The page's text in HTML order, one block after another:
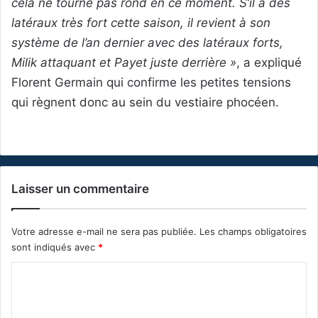
latéraux très fort cette saison, il revient à son
système de l’an dernier avec des latéraux forts,
Milik attaquant et Payet juste derrière », a expliqué
Florent Germain qui confirme les petites tensions
qui règnent donc au sein du vestiaire phocéen.
Laisser un commentaire
Votre adresse e-mail ne sera pas publiée. Les champs obligatoires
sont indiqués avec *